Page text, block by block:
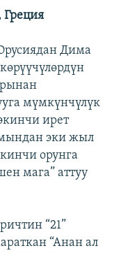
Дима
мүмкүнчүлүк
ирет
эки жыл
орунга
мага” аттуу
“21”
“Анан ал